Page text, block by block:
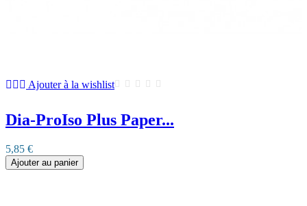
Ajouter à la wishlist
Dia-ProIso Plus Paper...
5,85 €
Ajouter au panier